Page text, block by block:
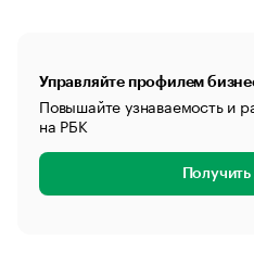
Управляйте профилем
Повышайте узнаваемость и
на РБК